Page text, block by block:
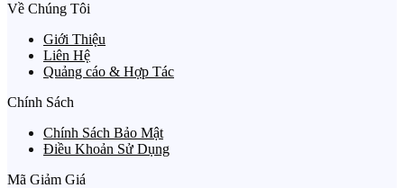
Về Chúng Tôi
Giới Thiệu
Liên Hệ
Quảng cáo & Hợp Tác
Chính Sách
Chính Sách Bảo Mật
Điều Khoản Sử Dụng
Mã Giảm Giá